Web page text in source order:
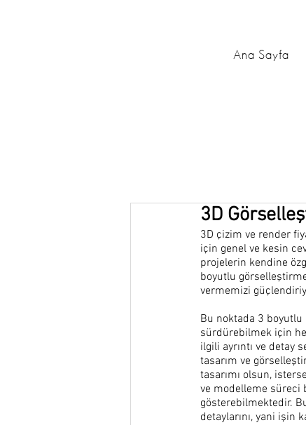
Ana Sayfa
3D
3D çizim ve render
için genel ve kesin
projelerin kendine
boyutlu
vermemizi
Bu noktada 3
sürdürebilmek için
ilgili ayrıntı ve detay
tasarım ve
tasarımı olsun,
ve modelleme süreci
gösterebilmektedir.
detaylarını, yani işin